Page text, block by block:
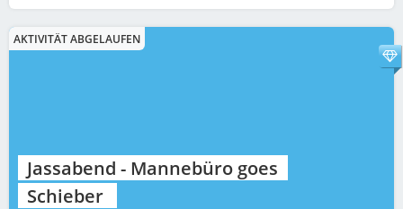
AKTIVITÄT ABGELAUFEN
Jassabend - Mannebüro goes
Schieber